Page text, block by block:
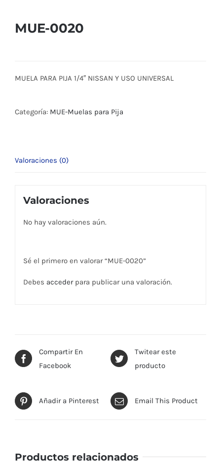
MUE-0020
MUELA PARA PIJA 1/4″ NISSAN Y USO UNIVERSAL
Categoría: MUE-Muelas para Pija
Valoraciones (0)
Valoraciones
No hay valoraciones aún.
Sé el primero en valorar “MUE-0020”
Debes accederpara publicar una valoración.
Compartir En
Facebook
Twitear este
producto
Añadir a Pinterest Email This Product
Productos relacionados